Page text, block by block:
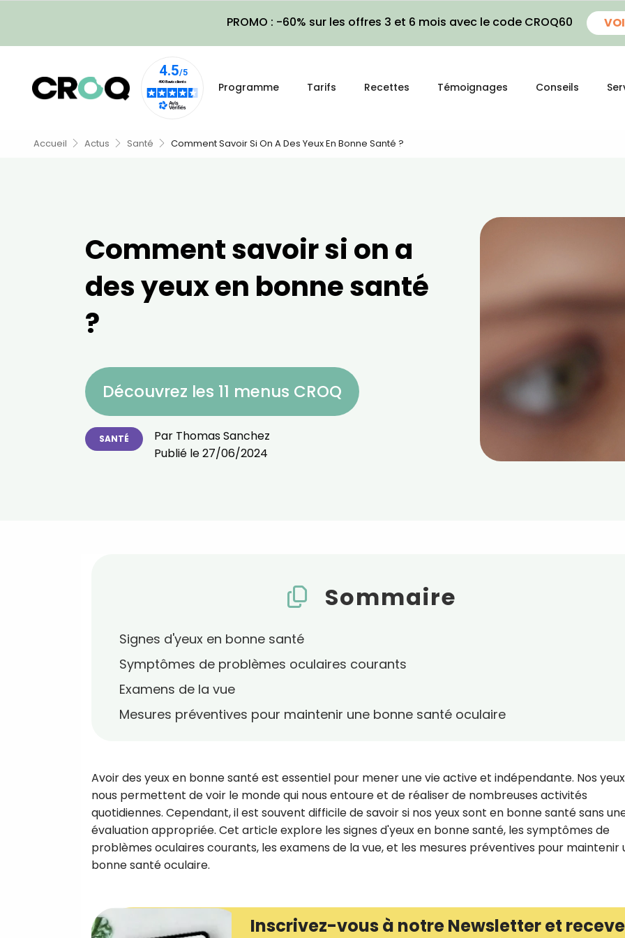
PROMO : -60% sur les offres 3 et 6 mois avec le code CROQ60
Programme Tarifs Recettes Témoignages Conseils
Accueil Actus Santé Comment Savoir Si On A Des Yeux En Bonne Santé ?
Comment savoir si on a
des yeux en bonne santé
?
Découvrez les 11 menus CROQ
SANTÉ Par Thomas Sanchez
Publié le27/06/2024
Sommaire
Signes d'yeux en bonne santé
Symptômes de problèmes oculaires courants
Examens de la vue
Mesures préventives pour maintenir une bonne santé oculaire
Avoir des yeux en bonne santé est essentiel pour mener une vie active et indépendante. Nos yeux
nous permettent de voir le monde qui nous entoure et de réaliser de nombreuses activités
quotidiennes. Cependant, il est souvent difficile de savoir si nos yeux sont en bonne santé sans
évaluation appropriée. Cet article explore les signes d'yeux en bonne santé, les symptômes de
problèmes oculaires courants, les examens de la vue, et les mesures préventives pour maintenir
bonne santé oculaire.
Inscrivez-vous à notre Newsletter et